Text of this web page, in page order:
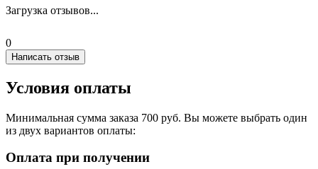
Загрузка отзывов...
0
Написать отзыв
Условия оплаты
Минимальная сумма заказа 700 руб. Вы можете выбрать один
из двух вариантов оплаты:
Оплата при получении